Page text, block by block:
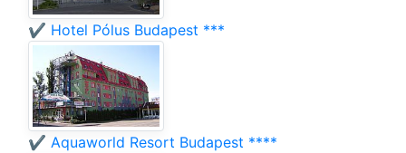
✔️ Hotel Pólus Budapest ***
✔️ Aquaworld Resort Budapest ****